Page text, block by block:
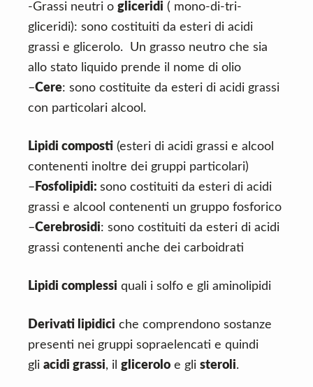
-Grassi neutri o gliceridi ( mono-di-tri-
gliceridi): sono costituiti da esteri di acidi
grassi e glicerolo. Un grasso neutro che sia
allo stato liquido prende il nome di olio
–Cere: sono costituite da esteri di acidi grassi
con particolari alcool.
Lipidi composti (esteri di acidi grassi e alcool
contenenti inoltre dei gruppi particolari)
– Fosfolipidi: sono costituiti da esteri di acidi
grassi e alcool contenenti un gruppo fosforico
–Cerebrosidi: sono costituiti da esteri di acidi
grassi contenenti anche dei carboidrati
Lipidi complessi quali i solfo e gli aminolipidi
Derivati lipidici che comprendono sostanze
presenti nei gruppi sopraelencati e quindi
gli acidi grassi, il glicerolo e gli steroli.